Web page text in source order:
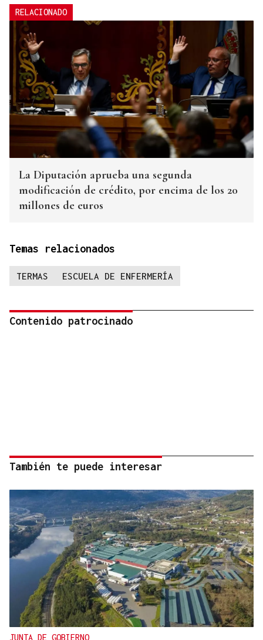
RELACIONADO
La Diputación aprueba una segunda
modificación de crédito, por encima de los 20
millones de euros
Temas relacionados
TERMAS ESCUELA DE ENFERMERÍA
Contenido patrocinado
También te puede interesar
JUNTA DE GOBIERNO